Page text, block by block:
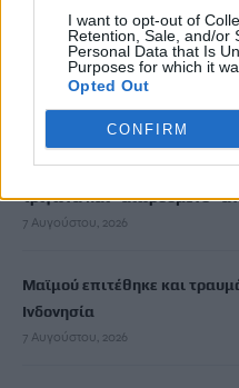
I want to opt-out of
Retention, Sale, and/or
Personal Data that Is
Purposes for which it
Opted Out
CONFIRM
7 Αυγούστου, 2026
Θρήνος στην Πάτρα:
7 Αυγούστου, 2026
Αρχεία UFO: Νέα
τρίγωνα και «αιωρούμενo»
7 Αυγούστου, 2026
Μαϊμού επιτέθηκε και
Ινδονησία
7 Αυγούστου, 2026